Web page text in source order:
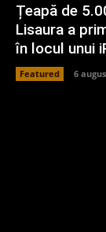
Țeapă de
Lisaura a
în locul unui
Featured 6